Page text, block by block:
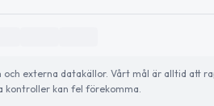
externa datakällor. Vårt mål är alltid att
kontroller kan fel förekomma.